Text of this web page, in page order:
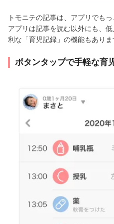
トモニテの記事は、アプリでも
アプリは記事を読む以外にも、
利な「育児記録」の機能もありま
ボタンタップで手軽な育